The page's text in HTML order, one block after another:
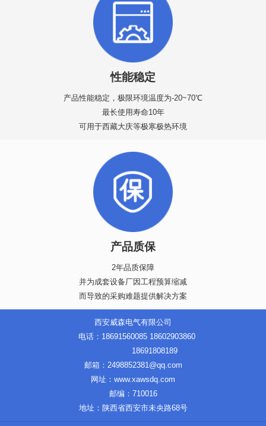
性能稳定
产品性能稳定，极限环境温度为-20~70℃
最长使用寿命10年
可用于西藏大庆等极寒极热环境
产品质保
2年品质保障
并为成套设备厂因工程预算缩减
而导致的采购难题提供解决方案
西安威森电气有限公司
电话：18691560085 18602903860
18691808189
邮箱：2498852381@qq.com
网址：www.xawsdq.com
邮编：710016
地址：陕西省西安市未央路68号